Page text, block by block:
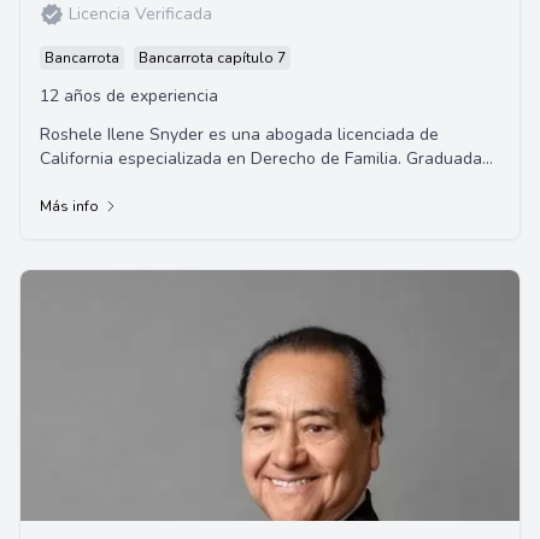
Licencia Verificada
Bancarrota Bancarrota capítulo 7
12 años de experiencia
Roshele Ilene Snyder es una abogada licenciada de
California especializada en Derecho de Familia. Graduada
Más info